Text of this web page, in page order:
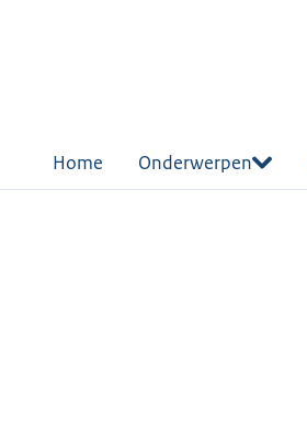
Home Onderwerpen